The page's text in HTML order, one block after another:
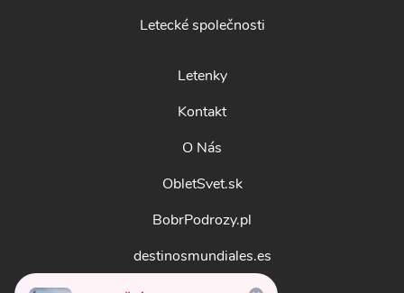
Letecké společnosti
Letenky
Kontakt
O Nás
ObletSvet.sk
BobrPodrozy.pl
destinosmundiales.es